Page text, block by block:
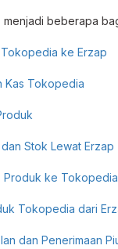
menjadi beberapa
ke Erzap
Kas Tokopedia
Stok Lewat Erzap
Produk ke
Tokopedia dari
dan Penerimaan